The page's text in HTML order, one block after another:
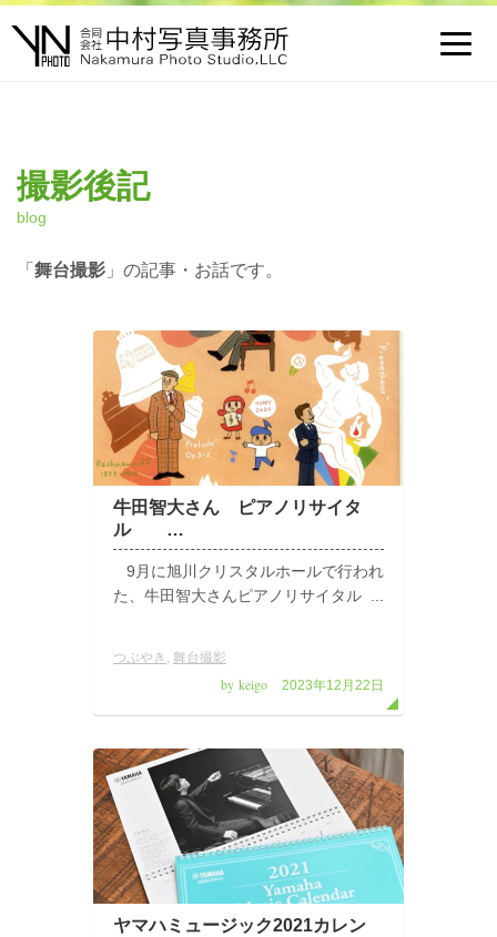
撮影後記
blog
「 舞台撮影 」の記事・お話です。
牛田智大さん ピアノリサイタ
ル …
9月に旭川クリスタルホールで行われ
た、牛田智大さんピアノリサイタル ...
つぶやき , 舞台撮影
by keigo 2023年12月22日
ヤマハミュージック2021カレン